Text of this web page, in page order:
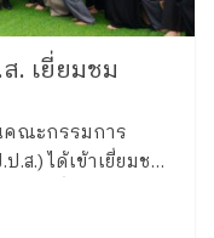
. เยี่ยมชม
คณะกรรมการ
ส.) ได้เข้าเยี่ยมชม
งเพื่อการจัดการ
งเรียนเพลิน